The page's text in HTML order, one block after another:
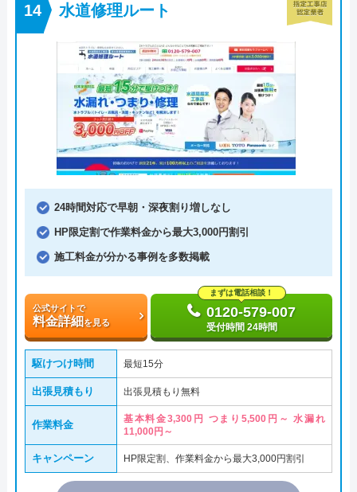
水道修理ルート
24時間対応で早朝・深夜割り増しなし
HP限定割で作業料金から最大3,000円割引
施工料金が分かる事例を多数掲載
公式サイトで
料金詳細を見る
まずは電話相談！
0120-579-007
受付時間 24時間
駆けつけ時間 最短15分
出張見積もり 出張見積もり無料
作業料金
基本料金3,300円 つまり5,500円～ 水漏れ
11,000円～
キャンペーン HP限定割、作業料金から最大3,000円割引